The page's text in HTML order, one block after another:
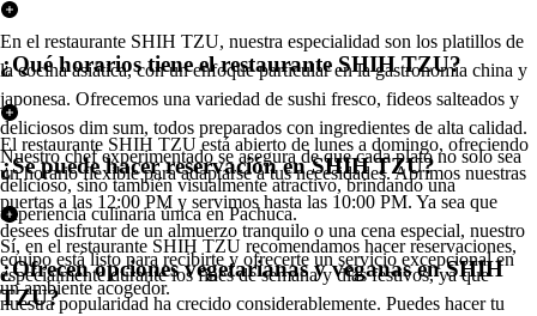
En el restaurante SHIH TZU, nuestra especialidad son los platillos de
la cocina asiática, con un enfoque particular en la gastronomía china y
japonesa. Ofrecemos una variedad de sushi fresco, fideos salteados y
deliciosos dim sum, todos preparados con ingredientes de alta calidad.
Nuestro chef experimentado se asegura de que cada plato no solo sea
delicioso, sino también visualmente atractivo, brindando una
experiencia culinaria única en Pachuca.
¿Qué horarios tiene el restaurante SHIH TZU?
El restaurante SHIH TZU está abierto de lunes a domingo, ofreciendo
un horario flexible para adaptarse a tus necesidades. Abrimos nuestras
puertas a las 12:00 PM y servimos hasta las 10:00 PM. Ya sea que
desees disfrutar de un almuerzo tranquilo o una cena especial, nuestro
equipo está listo para recibirte y ofrecerte un servicio excepcional en
un ambiente acogedor.
¿Se puede hacer reservación en SHIH TZU?
Sí, en el restaurante SHIH TZU recomendamos hacer reservaciones,
especialmente durante los fines de semana y días festivos, ya que
nuestra popularidad ha crecido considerablemente. Puedes hacer tu
¿Ofrecen opciones vegetarianas y veganas en SHIH
TZU?